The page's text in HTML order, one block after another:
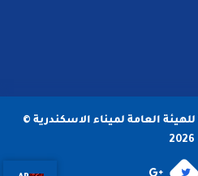
العامة لميناء الاسكندرية ©
2026